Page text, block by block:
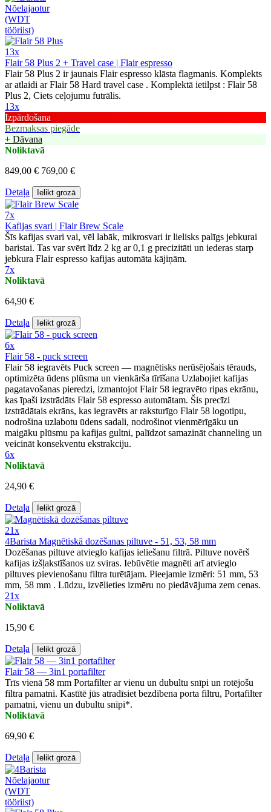
13x
Flair 58 Plus 2 + Travel case | Flair espresso
Flair 58 Plus 2 ir jaunais Flair espresso klāsta flagmanis. Komplekts
ar atlaidi ar Flair 58 Hard travel case . Komplektā ietilpst : Flair 58
Plus 2, Ciets ceļojumu futrālis.
13x
Izpārdošana
Bezmaksas piegāde
+ Dāvana
Noliktavā
849,00 € 769,00 €
Detaļa Ielikt grozā
7x
Kafijas svari | Flair Brew Scale
Šīs kafijas svari vai, vēl labāk, mikrosvari ir lielisks palīgs jebkurai
baristai. Tas var svērt līdz 2 kg ar 0,1 g precizitāti un iederas starp
jebkura Flair espresso kafijas automāta kājiņām.
7x
Noliktavā
64,90 €
Detaļa Ielikt grozā
6x
Flair 58 - puck screen
Flair 58 iegravēts Puck screen — magnētisks nerūsējošais tērauds,
optimizēta ūdens plūsma un vienkārša tīrīšana Uzlabojiet kafijas
pagatavošanas pieredzi, izmantojot Flair 58 iegravēto ripas ekrānu,
kas īpaši izstrādāts Flair 58 espresso automātam. Šis precīzi
izstrādātais ekrāns, kas iegravēts ar raksturīgo Flair 58 logotipu,
nodrošina uzlabotu ūdens sadali, nodrošinot vienmērīgāku un
maigāku plūsmu pa kafijas gultni, palīdzot samazināt channeling un
veicināt konsekventu ekstrakciju.
6x
Noliktavā
24,90 €
Detaļa Ielikt grozā
21x
4Barista Magnētiskā dozēšanas piltuve - 51, 53, 58 mm
Dozēšanas piltuve atvieglo kafijas ieliešanu filtrā. Piltuve novērš
kafijas izšļakstīšanos uz sviras. Iebūvētie magnēti arī atvieglo
piltuves pievienošanu filtra turētājam. Pieejamie izmēri: 51 mm, 53
mm, 58 mm . Lūdzu, izvēlieties izmēru no piedāvājuma zem cenas.
21x
Noliktavā
15,90 €
Detaļa Ielikt grozā
Flair 58 — 3in1 portafilter
Trīs vienā 58 mm Portafilter ar vienu un dubultu snīpi un rotējošu
filtra pamatni. Kastītē jūs atradīsiet bezdibena porta filtru, Portafilter
pamatni, vienu un dubultu snīpi*.
Noliktavā
69,90 €
Detaļa Ielikt grozā